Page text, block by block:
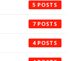
5
7
4